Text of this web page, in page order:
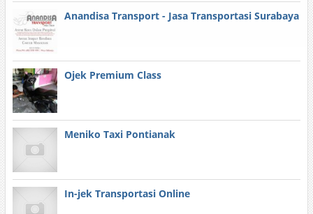
Anandisa Transport - Jasa Transportasi Surabaya
Ojek Premium Class
Meniko Taxi Pontianak
In-jek Transportasi Online